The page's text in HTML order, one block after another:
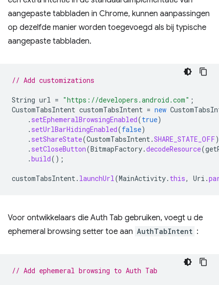
aangepaste tabbladen in Chrome, kunnen aanpassingen
op dezelfde manier worden toegevoegd als bij typische
aangepaste tabbladen.
// Add customizations
String url = "https://developers.android.com" ;
CustomTabsIntent customTabsIntent = new
. setEphemeralBrowsingEnabled(true)
. setUrlBarHidingEnabled(false)
. setShareState(CustomTabsIntent.SHARE_STATE_OFF)
. setCloseButton(BitmapFactory.decodeResource(
.build();
customTabsIntent. launchUrl(MainActivity. this, Uri .
Voor ontwikkelaars die Auth Tab gebruiken, voegt u de
ephemeral browsing setter toe aan AuthTabIntent :
// Add ephemeral browsing to Auth Tab